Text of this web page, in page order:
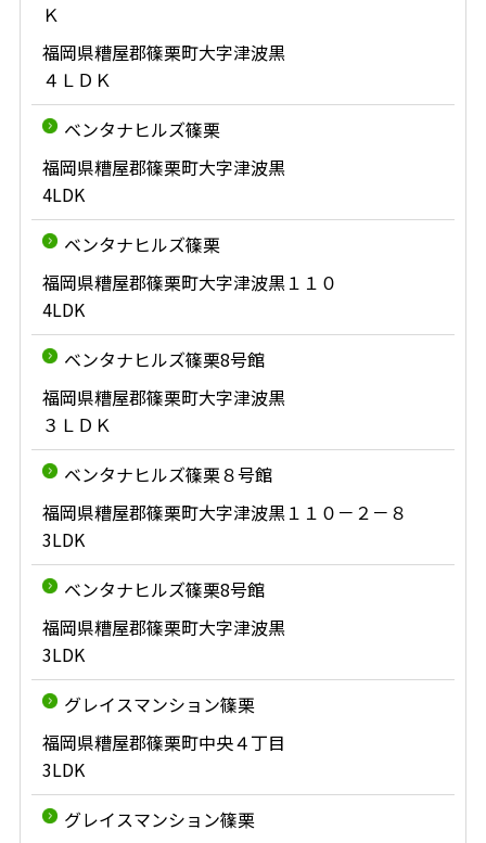
Ｋ
福岡県糟屋郡篠栗町大字津波黒
４ＬＤＫ
ベンタナヒルズ篠栗
福岡県糟屋郡篠栗町大字津波黒
4LDK
ベンタナヒルズ篠栗
福岡県糟屋郡篠栗町大字津波黒１１０
4LDK
ベンタナヒルズ篠栗8号館
福岡県糟屋郡篠栗町大字津波黒
３ＬＤＫ
ベンタナヒルズ篠栗８号館
福岡県糟屋郡篠栗町大字津波黒１１０－２－８
3LDK
ベンタナヒルズ篠栗8号館
福岡県糟屋郡篠栗町大字津波黒
3LDK
グレイスマンション篠栗
福岡県糟屋郡篠栗町中央４丁目
3LDK
グレイスマンション篠栗